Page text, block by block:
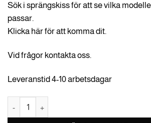
Sök i sprängskiss för att se vilka
passar.
Klicka här för att komma dit.
Vid frågor kontakta oss.
Leveranstid 4-10 arbetsdagar